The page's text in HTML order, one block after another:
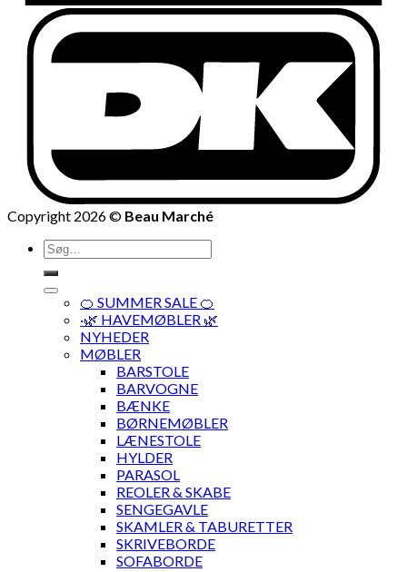
Copyright 2026 © Beau Marché
Søg
efter:
🍊 SUMMER SALE 🍊
·🌿 HAVEMØBLER 🌿
NYHEDER
MØBLER
BARSTOLE
BARVOGNE
BÆNKE
BØRNEMØBLER
LÆNESTOLE
HYLDER
PARASOL
REOLER & SKABE
SENGEGAVLE
SKAMLER & TABURETTER
SKRIVEBORDE
SOFABORDE